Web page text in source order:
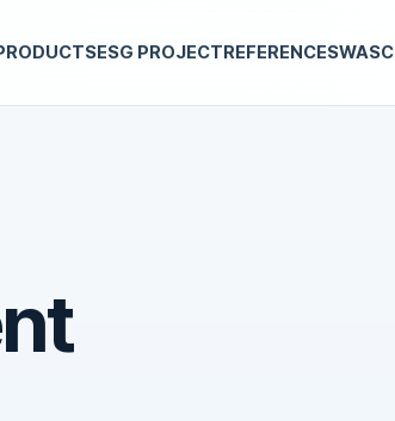
ESG PROJECTREFERENCES